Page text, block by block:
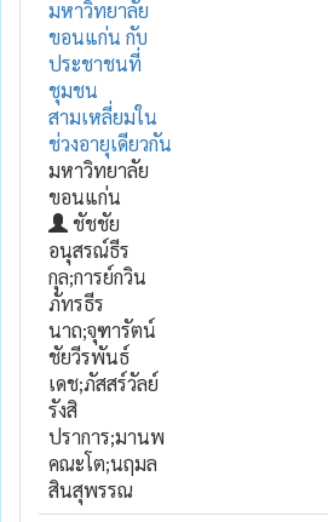
มหาวิทยาลัย
ขอนแก่น กับ
ประชาชนที่
ชุมชน
สามเหลี่ยมใน
ช่วงอายุเดียวกัน
มหาวิทยาลัย
ขอนแก่น
ชัชชัย
อนุสรณ์ธีร
กุล;การย์กวิน
ภัทรธีร
นาถ;จุฑารัตน์
ชัยวีรพันธ์
เดช;ภัสสร์วัลย์
รังสิ
ปราการ;มานพ
คณะโต;นฤมล
สินสุพรรณ